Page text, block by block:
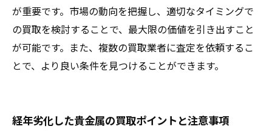
が重要です。市場の動向を把握し、適切なタイミングで
の買取を検討することで、最大限の価値を引き出すこと
が可能です。また、複数の買取業者に査定を依頼するこ
とで、より良い条件を見つけることができます。
経年劣化した貴金属の買取ポイントと注意事項